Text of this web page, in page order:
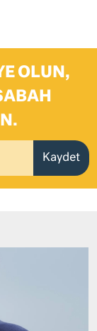
OLUN,
Kaydet